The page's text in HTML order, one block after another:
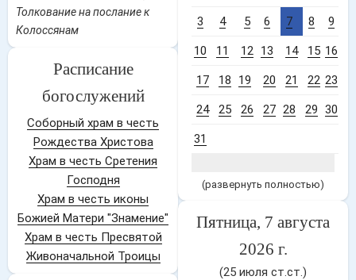
Толкование на послание к
Колоссянам
Расписание
богослужений
Соборный храм в честь
Рождества Христова
Храм в честь Сретения
Господня
Храм в честь иконы
Божией Матери "Знамение"
Храм в честь Пресвятой
Живоначальной Троицы
3 4 5 6 7 8 9
10 11 12 13 14 15 16
17 18 19 20 21 22 23
24 25 26 27 28 29 30
31
(развернуть полностью)
Пятница, 7 августа
2026 г.
(25 июля ст.ст.)